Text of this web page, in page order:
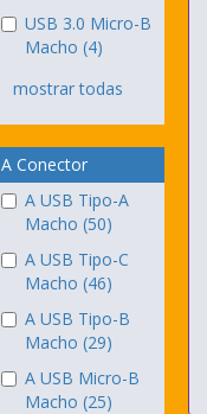
USB 3.0 Micro-B
Macho (4)
mostrar todas
A Conector
A USB Tipo-A
Macho (50)
A USB Tipo-C
Macho (46)
A USB Tipo-B
Macho (29)
A USB Micro-B
Macho (25)